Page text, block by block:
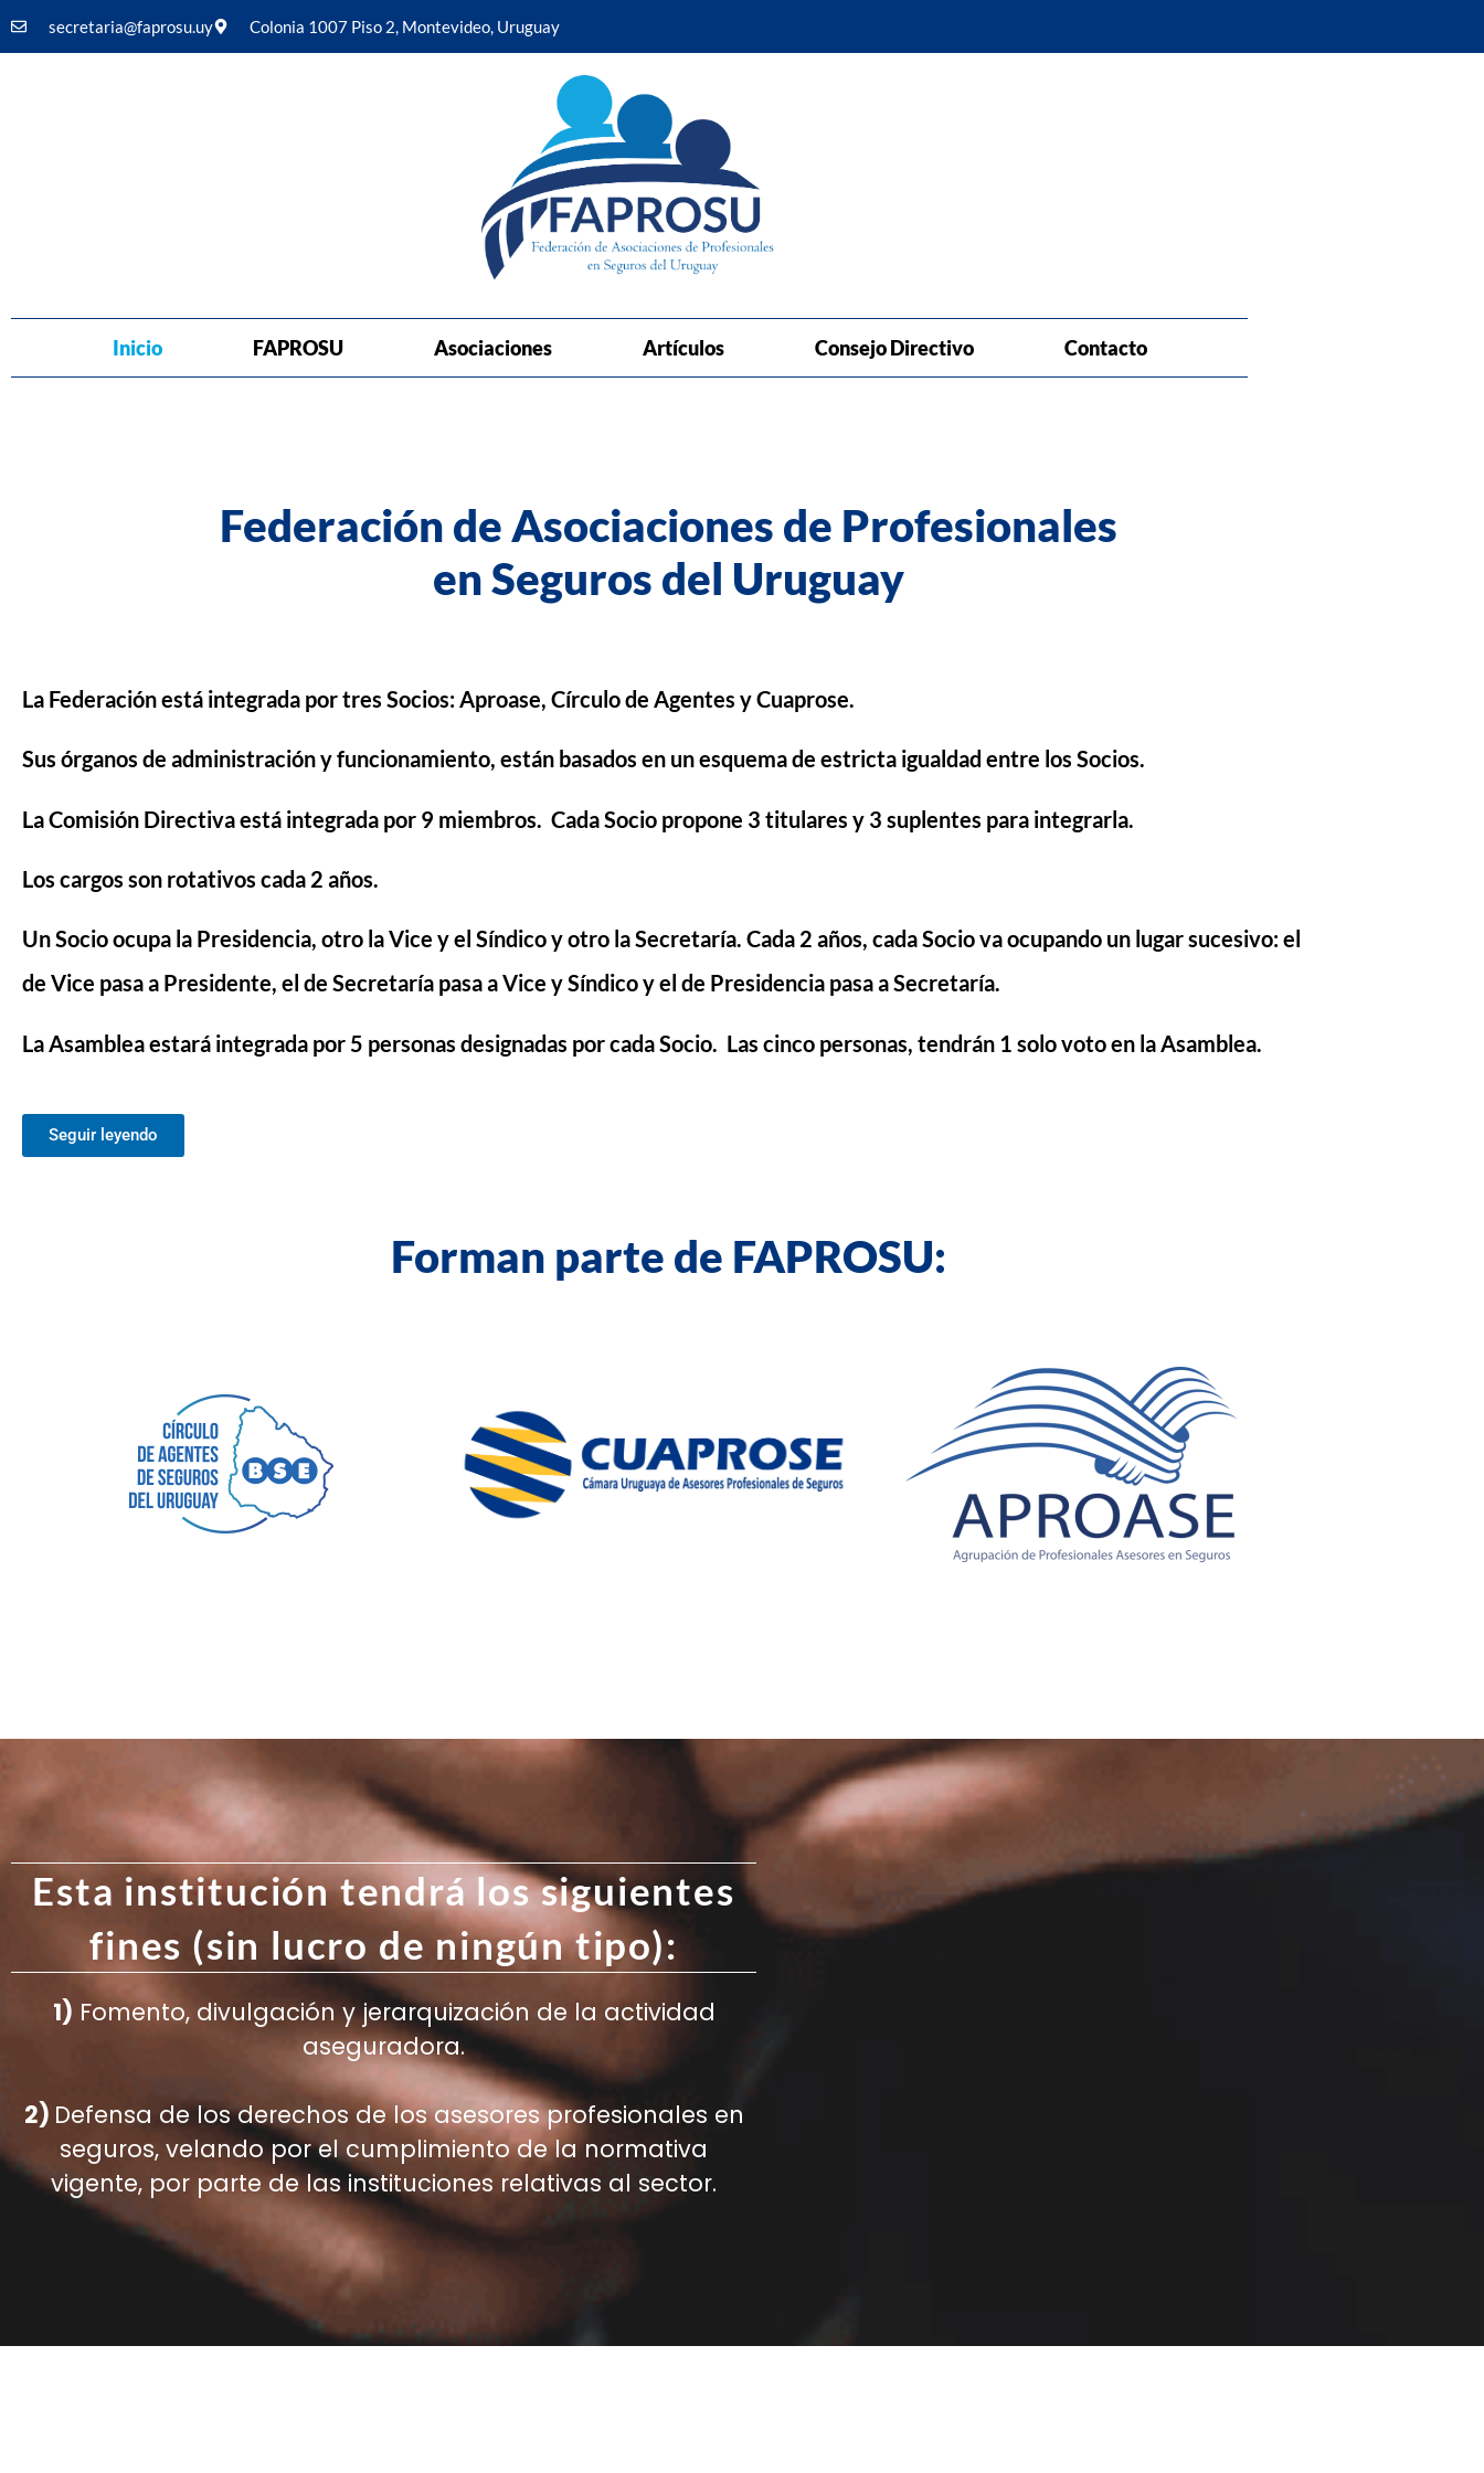
secretaria@faprosu.uy Colonia 1007 Piso 2, Montevideo, Uruguay
Inicio FAPROSU Asociaciones Artículos Consejo Directivo Contacto
Federación de Asociaciones de Profesionales
en Seguros del Uruguay
La Federación está integrada por tres Socios: Aproase, Círculo de Agentes y Cuaprose.
Sus órganos de administración y funcionamiento, están basados en un esquema de estricta igualdad entre los Socios.
La Comisión Directiva está integrada por 9 miembros. Cada Socio propone 3 titulares y 3 suplentes para integrarla.
Los cargos son rotativos cada 2 años.
Un Socio ocupa la Presidencia, otro la Vice y el Síndico y otro la Secretaría. Cada 2 años, cada Socio va ocupando un lugar sucesivo: el
de Vice pasa a Presidente, el de Secretaría pasa a Vice y Síndico y el de Presidencia pasa a Secretaría.
La Asamblea estará integrada por 5 personas designadas por cada Socio. Las cinco personas, tendrán 1 solo voto en la Asamblea.
Seguir leyendo
Forman parte de FAPROSU:
Esta institución tendrá los siguientes
fines (sin lucro de ningún tipo):
1) Fomento, divulgación y jerarquización de la actividad
aseguradora.
2) Defensa de los derechos de los asesores profesionales en
seguros, velando por el cumplimiento de la normativa
vigente, por parte de las instituciones relativas al sector.